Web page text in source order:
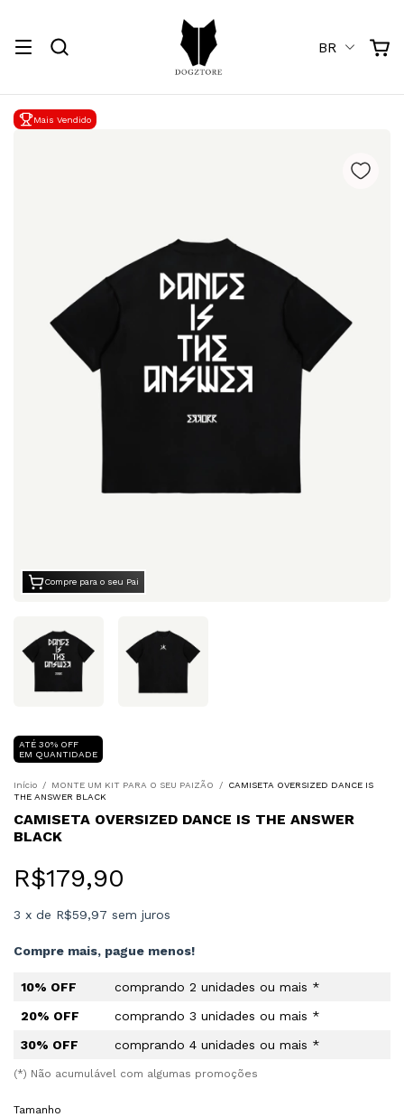
BR
Mais Vendido
Compre para o seu Pai
ATÉ 30% OFF
EM QUANTIDADE
Início / MONTE UM KIT PARA O SEU PAIZÃO /
CAMISETA OVERSIZED DANCE IS
THE ANSWER BLACK
CAMISETA OVERSIZED DANCE IS THE ANSWER
BLACK
R$179,90
3 x de R$59,97 sem juros
Compre mais, pague menos!
10% OFF
comprando 2 unidades ou mais *
20% OFF
comprando 3 unidades ou mais *
30% OFF
comprando 4 unidades ou mais *
(*) Não acumulável com algumas promoções
Tamanho